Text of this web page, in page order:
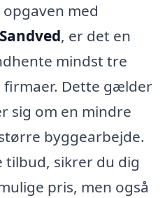
med
, er det en
mindst tre
Dette gælder
sig om en mindre
byggearbejde.
tilbud, sikrer du dig
pris, men også